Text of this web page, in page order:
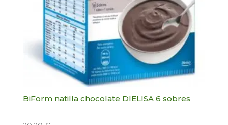
BiForm natilla chocolate DIELISA 6 sobres